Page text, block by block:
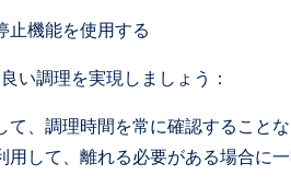
止機能を使用する
い調理を実現しましょう：
て、調理時間を常に確認すること
用して、離れる必要がある場合に